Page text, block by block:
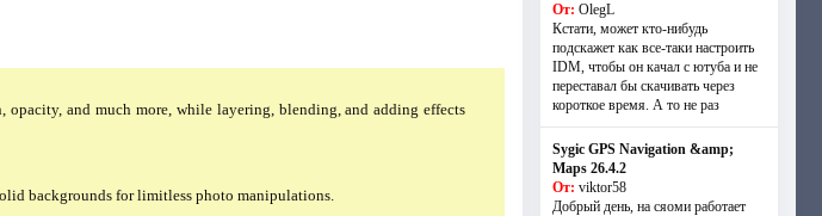
and much more, while layering, blending, and adding effects
backgrounds for limitless photo manipulations.
От: OlegL
Кстати, может кто-нибудь
подскажет как все-таки настроить
IDM, чтобы он качал с ютуба и не
переставал бы скачивать через
короткое время. А то не раз
Sygic GPS Navigation &amp;
Maps 26.4.2
От: viktor58
Добрый день, на сяоми работает